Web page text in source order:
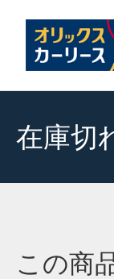
在庫切
この商